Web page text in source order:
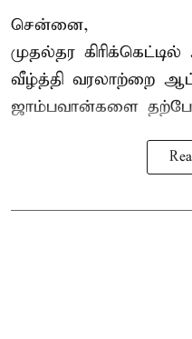
சென்னை,
முதல்தர கிரிக்கெட்டில்
வீழ்த்தி வரலாற்றை
ஜாம்பவான்களை